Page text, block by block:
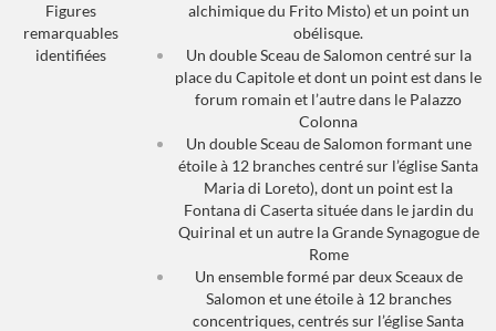
Figures
remarquables
identifiées
alchimique du Frito Misto) et un point un
obélisque.
Un double Sceau de Salomon centré sur la
place du Capitole et dont un point est dans le
forum romain et l’autre dans le Palazzo
Colonna
Un double Sceau de Salomon formant une
étoile à 12 branches centré sur l’église Santa
Maria di Loreto), dont un point est la
Fontana di Caserta située dans le jardin du
Quirinal et un autre la Grande Synagogue de
Rome
Un ensemble formé par deux Sceaux de
Salomon et une étoile à 12 branches
concentriques, centrés sur l’église Santa